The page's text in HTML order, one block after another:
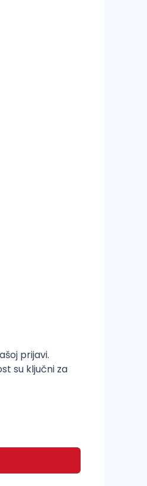
prijavi.
su ključni za